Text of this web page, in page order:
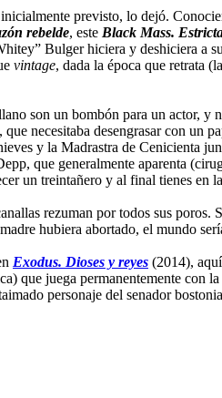
previsto, lo dejó.
rebelde, este Black Mass.
Bulger hiciera y deshiciera
vintage, dada la época que retrata
son un bombón para un actor, y
que necesitaba desengrasar con un
y la Madrastra de Cenicienta
que generalmente aparenta
un treintañero y al final tienes
rezuman por todos sus
hubiera abortado, el mundo
Exodus. Dioses y reyes (2014),
que juega permanentemente
personaje del senador